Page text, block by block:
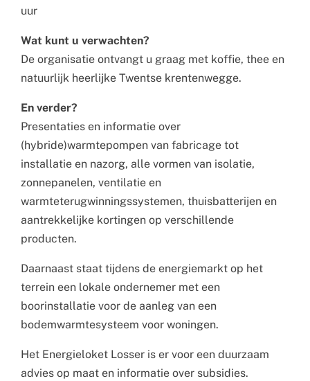
uur
Wat kunt u verwachten?
De organisatie ontvangt u graag met koffie, thee en
natuurlijk heerlijke Twentse krentenwegge.
En verder?
Presentaties en informatie over
(hybride)warmtepompen van fabricage tot
installatie en nazorg, alle vormen van isolatie,
zonnepanelen, ventilatie en
warmteterugwinningssystemen, thuisbatterijen en
aantrekkelijke kortingen op verschillende
producten.
Daarnaast staat tijdens de energiemarkt op het
terrein een lokale ondernemer met een
boorinstallatie voor de aanleg van een
bodemwarmtesysteem voor woningen.
Het Energieloket Losser is er voor een duurzaam
advies op maat en informatie over subsidies.